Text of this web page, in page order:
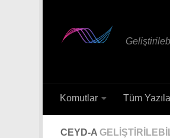
Komutlar Tüm
CEYD-A